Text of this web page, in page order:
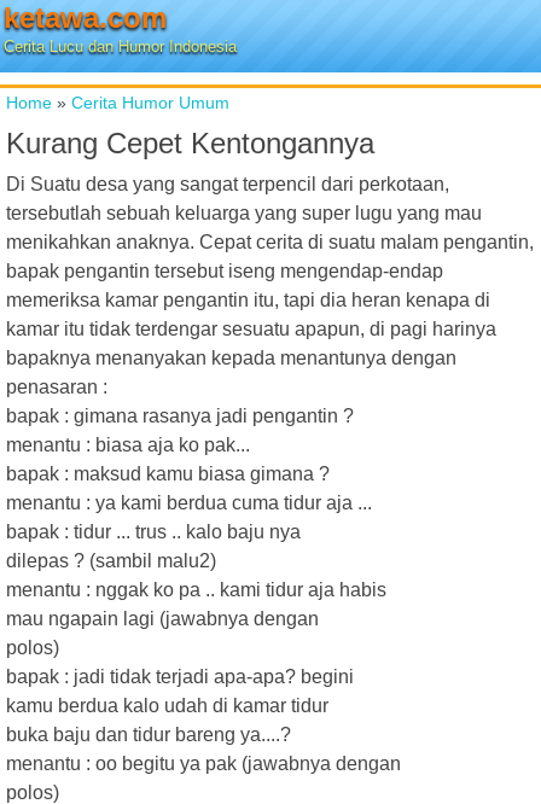
ketawa.com
Cerita Lucu dan Humor Indonesia
Home » Cerita Humor Umum
Kurang Cepet Kentongannya
Di Suatu desa yang sangat terpencil dari perkotaan,
tersebutlah sebuah keluarga yang super lugu yang mau
menikahkan anaknya. Cepat cerita di suatu malam pengantin,
bapak pengantin tersebut iseng mengendap-endap
memeriksa kamar pengantin itu, tapi dia heran kenapa di
kamar itu tidak terdengar sesuatu apapun, di pagi harinya
bapaknya menanyakan kepada menantunya dengan
penasaran :
bapak : gimana rasanya jadi pengantin ?
menantu : biasa aja ko pak...
bapak : maksud kamu biasa gimana ?
menantu : ya kami berdua cuma tidur aja ...
bapak : tidur ... trus .. kalo baju nya
dilepas ? (sambil malu2)
menantu : nggak ko pa .. kami tidur aja habis
mau ngapain lagi (jawabnya dengan
polos)
bapak : jadi tidak terjadi apa-apa? begini
kamu berdua kalo udah di kamar tidur
buka baju dan tidur bareng ya....?
menantu : oo begitu ya pak (jawabnya dengan
polos)